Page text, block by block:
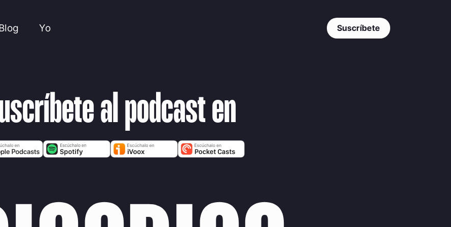
Yo Suscríbete
al podcast en